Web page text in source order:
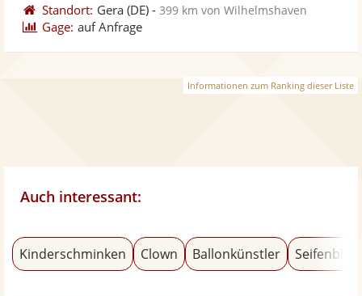
Standort: Gera (DE) -399 km von Wilhelmshaven
Gage: auf Anfrage
Informationen zum Ranking dieser Liste
Auch interessant:
Kinderschminken Clown Ballonkünstler